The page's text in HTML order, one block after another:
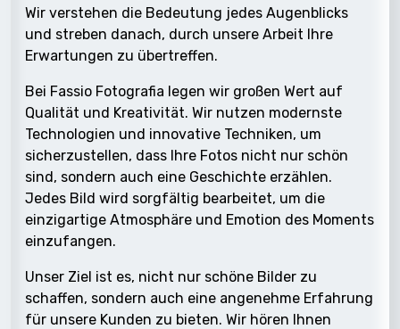
Wir verstehen die Bedeutung jedes Augenblicks
und streben danach, durch unsere Arbeit Ihre
Erwartungen zu übertreffen.
Bei Fassio Fotografia legen wir großen Wert auf
Qualität und Kreativität. Wir nutzen modernste
Technologien und innovative Techniken, um
sicherzustellen, dass Ihre Fotos nicht nur schön
sind, sondern auch eine Geschichte erzählen.
Jedes Bild wird sorgfältig bearbeitet, um die
einzigartige Atmosphäre und Emotion des Moments
einzufangen.
Unser Ziel ist es, nicht nur schöne Bilder zu
schaffen, sondern auch eine angenehme Erfahrung
für unsere Kunden zu bieten. Wir hören Ihnen